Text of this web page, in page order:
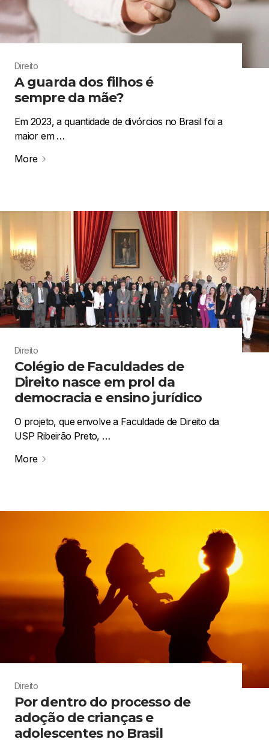
Direito
A guarda dos filhos é
sempre da mãe?
Em 2023, a quantidade de divórcios no Brasil foi a
maior em …
More
Direito
Colégio de Faculdades de
Direito nasce em prol da
democracia e ensino jurídico
O projeto, que envolve a Faculdade de Direito da
USP Ribeirão Preto, …
More
Direito
Por dentro do processo de
adoção de crianças e
adolescentes no Brasil